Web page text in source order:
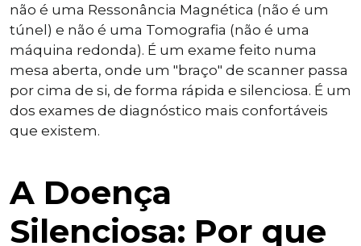
não é uma Ressonância Magnética (não é um
túnel) e não é uma Tomografia (não é uma
máquina redonda). É um exame feito numa
mesa aberta, onde um "braço" de scanner passa
por cima de si, de forma rápida e silenciosa. É um
dos exames de diagnóstico mais confortáveis
que existem.
A Doença
Silenciosa: Por que